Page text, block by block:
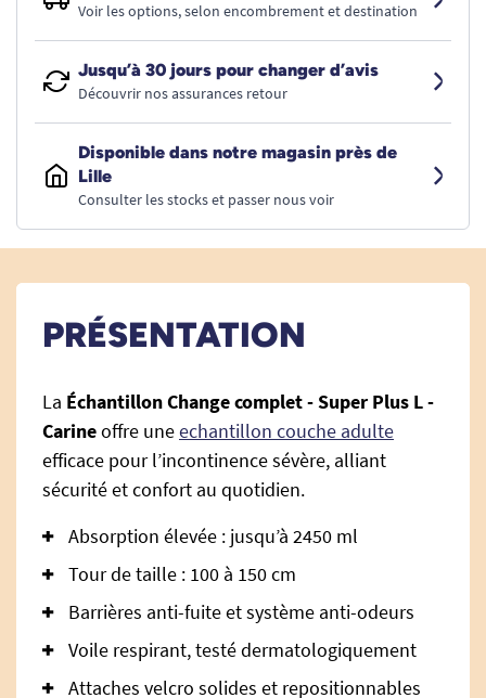
Voir les options, selon encombrement et destination
Jusqu’à 30 jours pour changer d’avis
Découvrir nos assurances retour
Disponible dans notre magasin près de
Lille
Consulter les stocks et passer nous voir
PRÉSENTATION
La Échantillon Change complet - Super Plus L -
Carineoffre uneechantillon couche adulte
efficace pour l’incontinence sévère, alliant
sécurité et confort au quotidien.
Absorption élevée : jusqu’à 2450 ml
Tour de taille : 100 à 150 cm
Barrières anti-fuite et système anti-odeurs
Voile respirant, testé dermatologiquement
Attaches velcro solides et repositionnables